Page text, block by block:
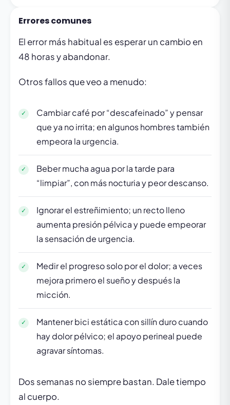
Errores comunes
El error más habitual es esperar un cambio en
48 horas y abandonar.
Otros fallos que veo a menudo:
Cambiar café por “descafeinado” y pensar
que ya no irrita; en algunos hombres también
empeora la urgencia.
Beber mucha agua por la tarde para
“limpiar”, con más nocturia y peor descanso.
Ignorar el estreñimiento; un recto lleno
aumenta presión pélvica y puede empeorar
la sensación de urgencia.
Medir el progreso solo por el dolor; a veces
mejora primero el sueño y después la
micción.
Mantener bici estática con sillín duro cuando
hay dolor pélvico; el apoyo perineal puede
agravar síntomas.
Dos semanas no siempre bastan. Dale tiempo
al cuerpo.